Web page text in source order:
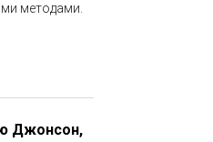
методами.
Джонсон,